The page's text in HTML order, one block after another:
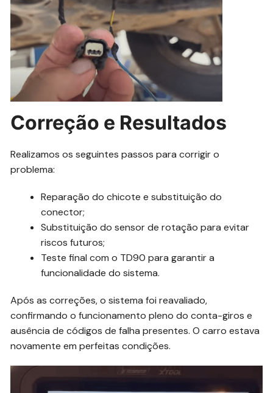
Correção e Resultados
Realizamos os seguintes passos para corrigir o
problema:
Reparação do chicote e substituição do
conector;
Substituição do sensor de rotação para evitar
riscos futuros;
Teste final com o TD90 para garantir a
funcionalidade do sistema.
Após as correções, o sistema foi reavaliado,
confirmando o funcionamento pleno do conta-giros e
ausência de códigos de falha presentes. O carro estava
novamente em perfeitas condições.